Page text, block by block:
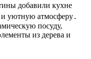
добавили кухне
уютную атмосферу․
посуду,
из дерева и